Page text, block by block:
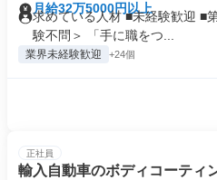
月給32万5000円以上
求めている人材 ■未経験歓迎 ■
験不問＞ 「手に職をつ...
業界未経験歓迎 +24個
正社員
輸入自動車のボディコーティ